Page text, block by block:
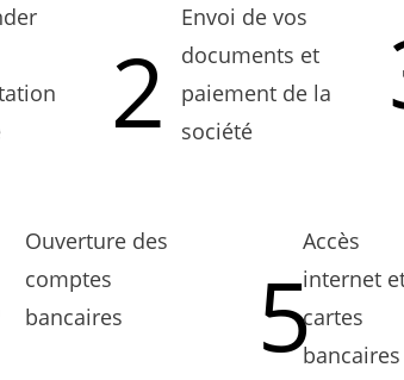
2
Envoi de vos
documents et
paiement de la
société
Ouverture des
comptes
bancaires
5
Accès
internet
cartes
bancaires